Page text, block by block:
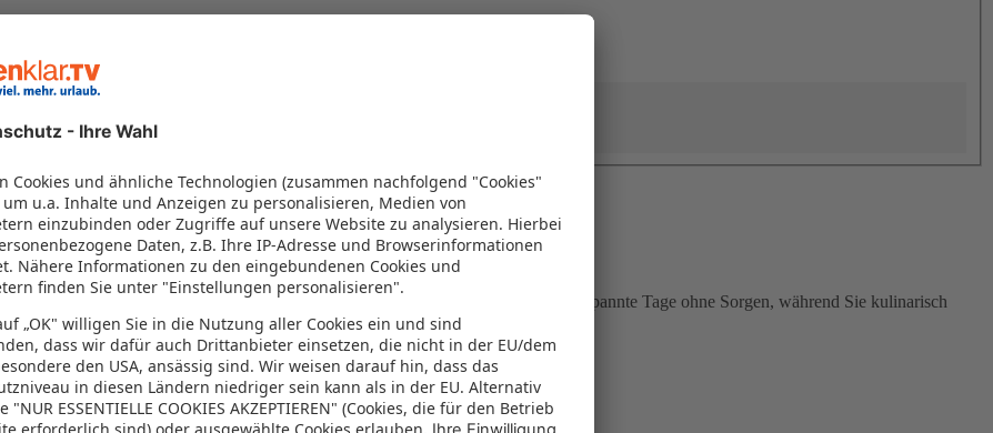
– Sonne, Strand und kristallklares Wasser warten auf Sie. Genießen Sie entspannte Tage ohne Sorgen, während Sie kulinarisch
Sonne – buchen Sie jetzt Ihr Paradies.